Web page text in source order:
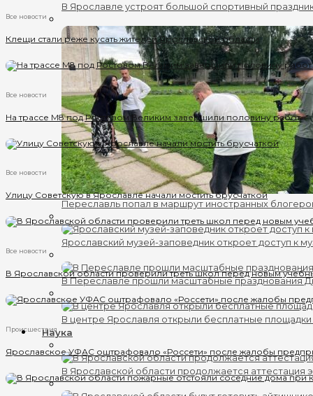
В Ярославле устроят большой спортивный
Переславль попал в маршрут иностранных
Ярославский музей-заповедник откроет доступ к
В Переславле прошли масштабные празднования
В центре Ярославля открыли бесплатные
Наука
В Ярославской области продолжается аттестация
Все новости
Клещи стали реже кусать жителей Ярославской области
Все новости
На трассе М8 под Ростовом Великим завершили половину работ
Все новости
Улицу Советскую в Ярославле начали мостить брусчаткой
Все новости
В Ярославской области проверили треть школ перед новым
Происшествия
Ярославское УФАС оштрафовало «Россети» после жалобы